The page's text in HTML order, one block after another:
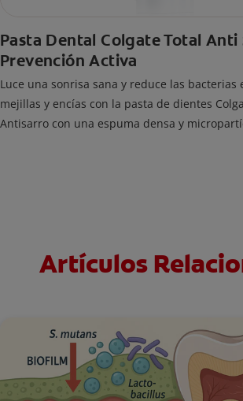
Pasta Dental Colgate Total Anti
Prevención Activa
Luce una sonrisa sana y reduce las bacterias
mejillas y encías con la pasta de dientes
Antisarro con una espuma densa y
Artículos